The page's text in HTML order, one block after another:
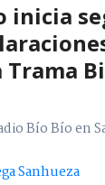
inicia
Bío Bío en
Sanhueza